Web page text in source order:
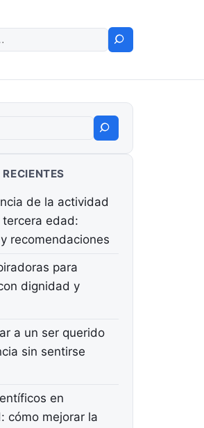
de la actividad
edad:
recomendaciones
para
dignidad y
a un ser querido
sin sentirse
en
cómo mejorar la